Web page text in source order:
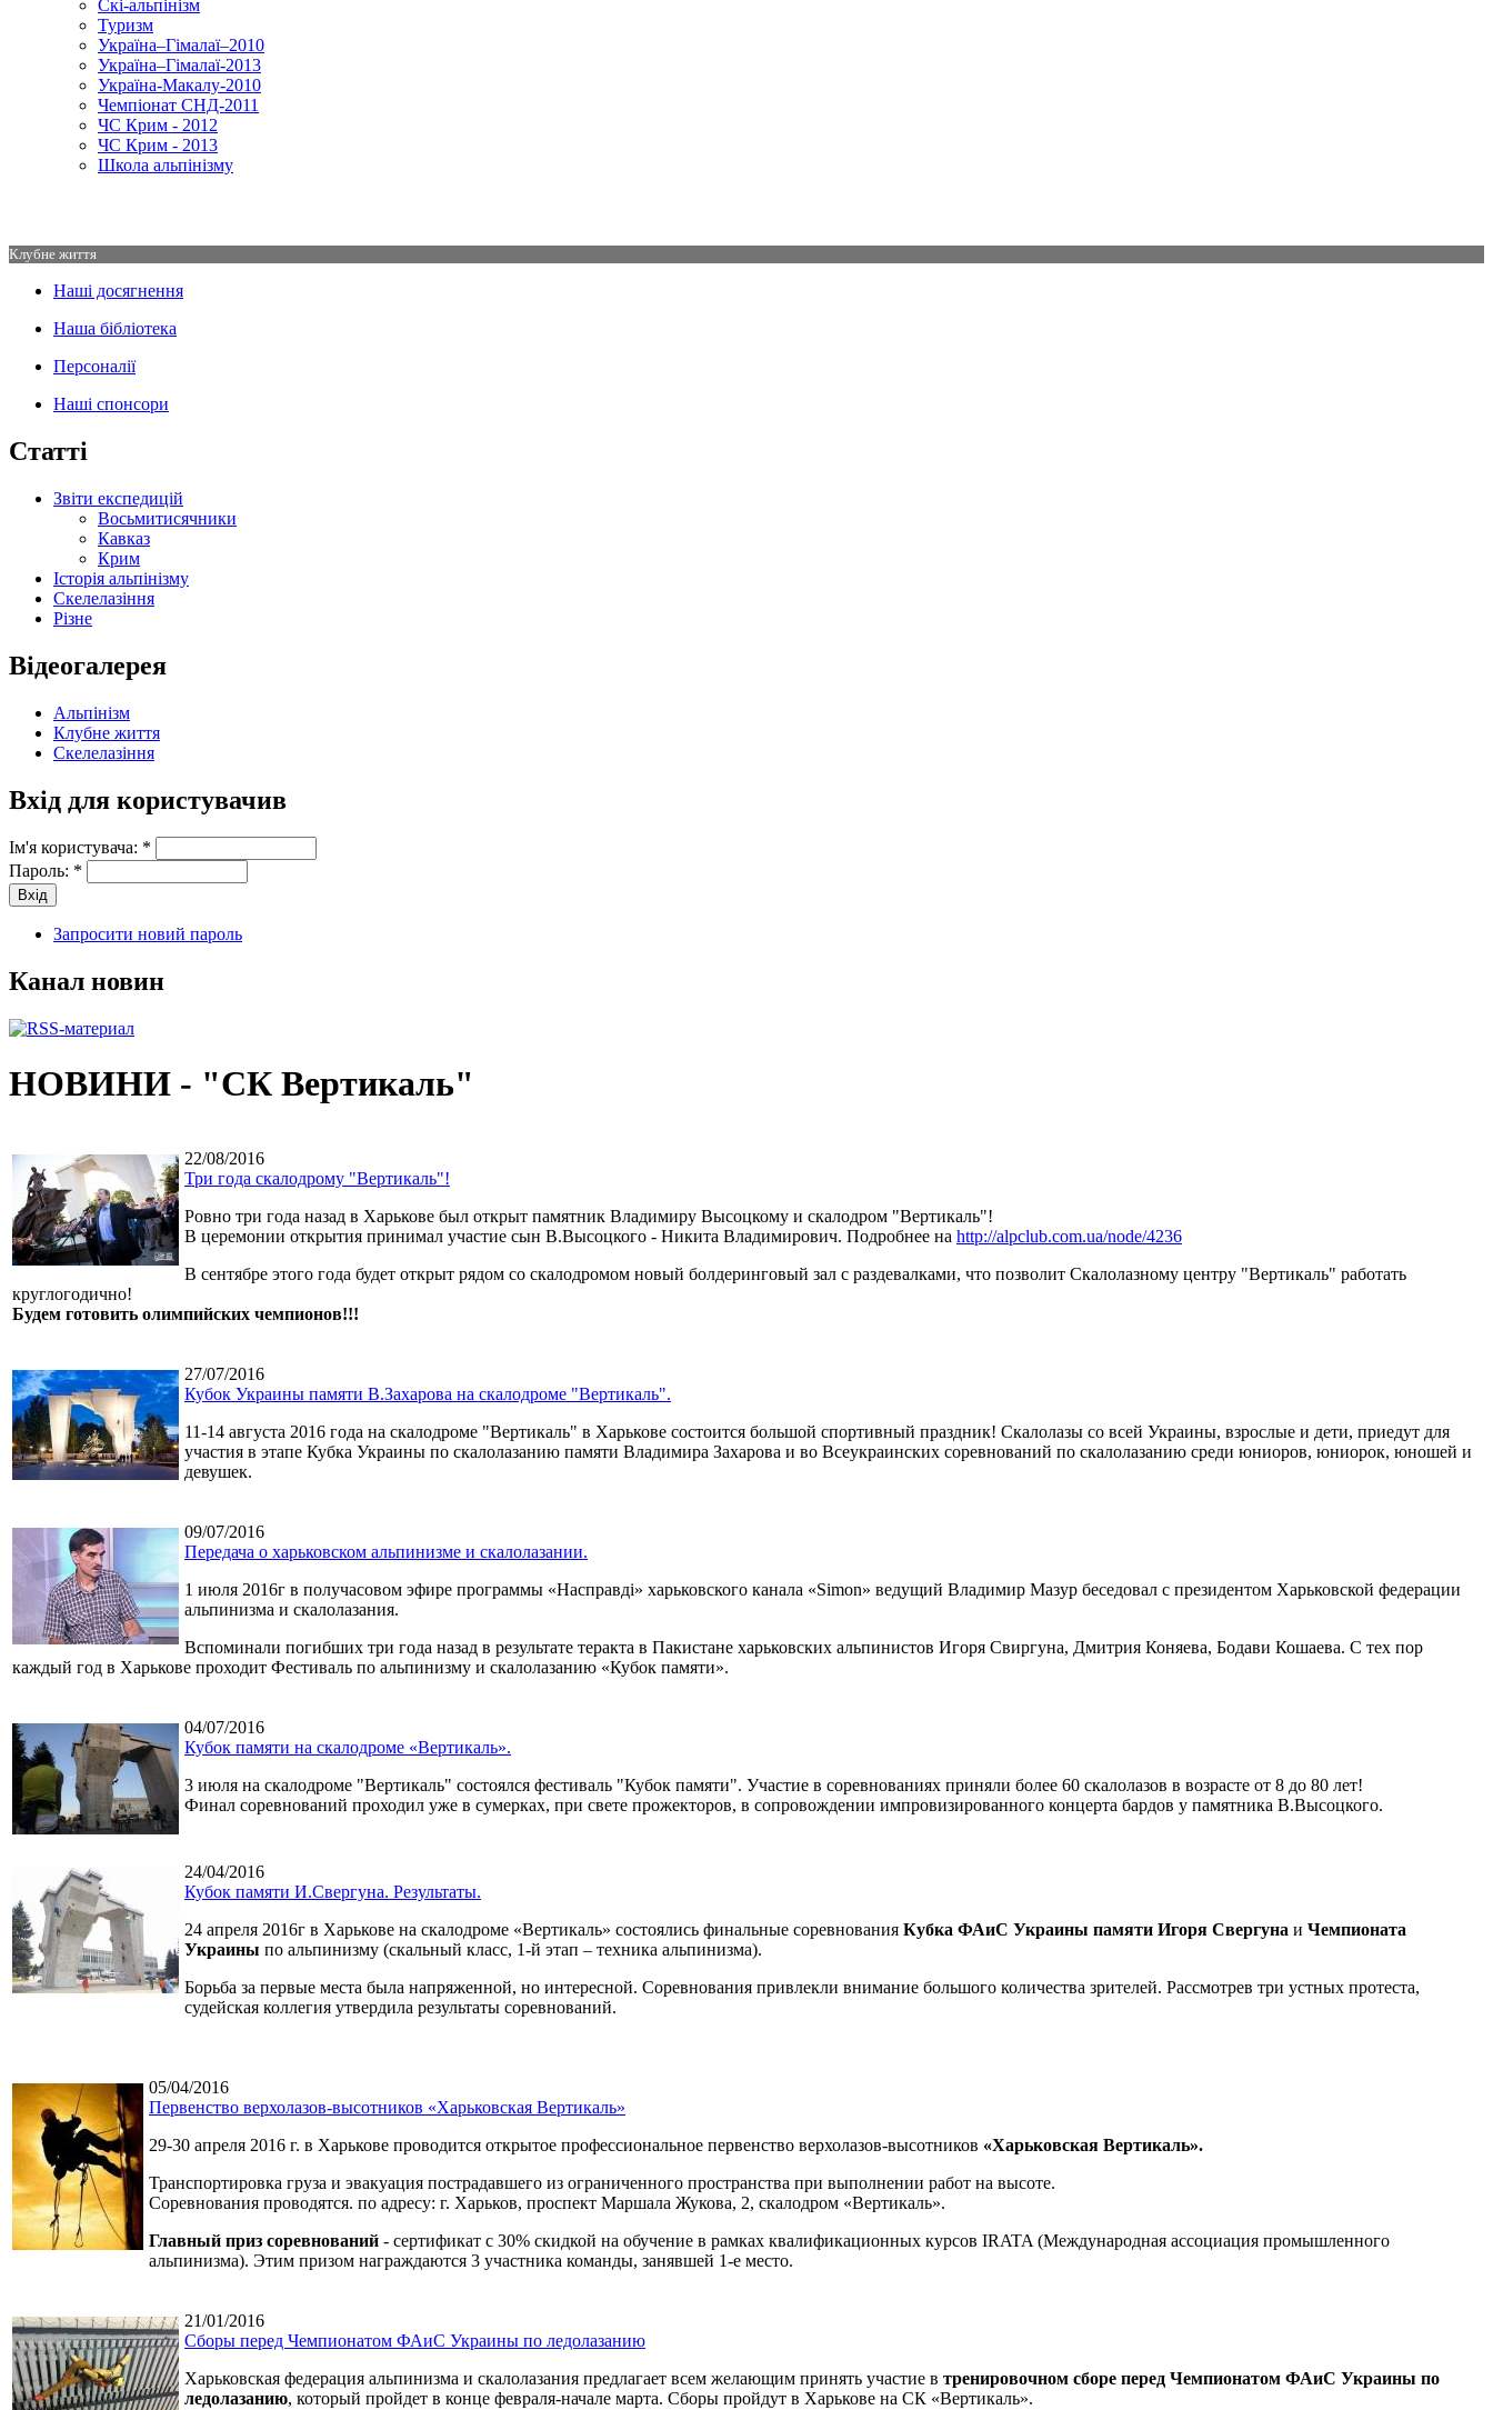
Скі-альпінізм
Туризм
Україна–Гімалаї–2010
Україна–Гімалаї-2013
Україна-Макалу-2010
Чемпіонат СНД-2011
ЧС Крим - 2012
ЧС Крим - 2013
Школа альпінізму
Клубне життя
Наші досягнення
Наша бібліотека
Персоналії
Наші спонсори
Статті
Звіти експедицій
Восьмитисячники
Кавказ
Крим
Історія альпінізму
Скелелазіння
Різне
Відеогалерея
Альпінізм
Клубне життя
Скелелазіння
Вхід для користувачив
Ім'я користувача: *
Пароль: *
Запросити новий пароль
Канал новин
НОВИНИ - "СК Вертикаль"
22/08/2016
Три года скалодрому "Вертикаль"!
Ровно три года назад в Харькове был открыт памятник Владимиру Высоцкому и скалодром "Вертикаль"!
В церемонии открытия принимал участие сын В.Высоцкого - Никита Владимирович. Подробнее на http://alpclub.com.ua/node/4236
В сентябре этого года будет открыт рядом со скалодромом новый болдеринговый зал с раздевалками, что позволит Скалолазному центру "Вертикаль" работать
круглогодично!
Будем готовить олимпийских чемпионов!!!
27/07/2016
Кубок Украины памяти В.Захарова на скалодроме "Вертикаль".
11-14 августа 2016 года на скалодроме "Вертикаль" в Харькове состоится большой спортивный праздник! Скалолазы со всей Украины, взрослые и дети, приедут для
участия в этапе Кубка Украины по скалолазанию памяти Владимира Захарова и во Всеукраинских соревнований по скалолазанию среди юниоров, юниорок, юношей и
девушек.
09/07/2016
Передача о харьковском альпинизме и скалолазании.
1 июля 2016г в получасовом эфире программы «Насправді» харьковского канала «Simon» ведущий Владимир Мазур беседовал с президентом Харьковской федерации
альпинизма и скалолазания.
Вспоминали погибших три года назад в результате теракта в Пакистане харьковских альпинистов Игоря Свиргуна, Дмитрия Коняева, Бодави Кошаева. С тех пор
каждый год в Харькове проходит Фестиваль по альпинизму и скалолазанию «Кубок памяти».
04/07/2016
Кубок памяти на скалодроме «Вертикаль».
3 июля на скалодроме "Вертикаль" состоялся фестиваль "Кубок памяти". Участие в соревнованиях приняли более 60 скалолазов в возрасте от 8 до 80 лет!
Финал соревнований проходил уже в сумерках, при свете прожекторов, в сопровождении импровизированного концерта бардов у памятника В.Высоцкого.
24/04/2016
Кубок памяти И.Свергуна. Результаты.
24 апреля 2016г в Харькове на скалодроме «Вертикаль» состоялись финальные соревнования Кубка ФАиС Украины памяти Игоря Свергуна и Чемпионата
Украины по альпинизму (скальный класс, 1-й этап – техника альпинизма).
Борьба за первые места была напряженной, но интересной. Соревнования привлекли внимание большого количества зрителей. Рассмотрев три устных протеста,
судейская коллегия утвердила результаты соревнований.
05/04/2016
Первенство верхолазов-высотников «Харьковская Вертикаль»
29-30 апреля 2016 г. в Харькове проводится открытое профессиональное первенство верхолазов-высотников «Харьковская Вертикаль».
Транспортировка груза и эвакуация пострадавшего из ограниченного пространства при выполнении работ на высоте.
Соревнования проводятся. по адресу: г. Харьков, проспект Маршала Жукова, 2, скалодром «Вертикаль».
Главный приз соревнований - сертификат с 30% скидкой на обучение в рамках квалификационных курсов IRATA (Международная ассоциация промышленного
альпинизма). Этим призом награждаются 3 участника команды, занявшей 1-е место.
21/01/2016
Сборы перед Чемпионатом ФАиС Украины по ледолазанию
Харьковская федерация альпинизма и скалолазания предлагает всем желающим принять участие в тренировочном сборе перед Чемпионатом ФАиС Украины по
ледолазанию, который пройдет в конце февраля-начале марта. Сборы пройдут в Харькове на СК «Вертикаль».